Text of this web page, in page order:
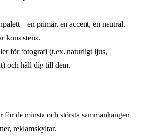
primär, en accent, en neutral.
konsistens.
för fotografi (t.ex. naturligt ljus,
och håll dig till dem.
för de minsta och största sammanhangen—
reklamskyltar.